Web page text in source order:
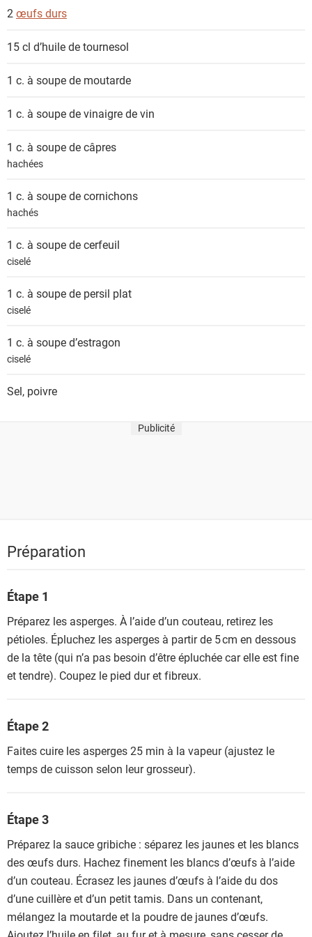
t
2 œufs durs
15 cl d’huile de tournesol
1 c. à soupe de moutarde
1 c. à soupe devinaigre de vin
1 c. à soupe decâpres
hachées
1 c. à soupe decornichons
hachés
1 c. à soupe decerfeuil
ciselé
1 c. à soupe de persil plat
ciselé
1 c. à souped’estragon
ciselé
Sel, poivre
Publicité
Préparation
Étape 1
Préparez les asperges. À l’aide d’un couteau, retirez les
pétioles. Épluchez les asperges à partir de 5 cm en dessous
de la tête (qui n’a pas besoin d’être épluchée car elle est fine
et tendre). Coupez le pied dur et fibreux.
Étape 2
Faites cuire les asperges 25 min à la vapeur (ajustez le
temps de cuisson selon leur grosseur).
Étape 3
Préparez la sauce gribiche : séparez les jaunes et les blancs
des œufs durs. Hachez finement les blancs d’œufs à l’aide
d’un couteau. Écrasez les jaunes d’œufs à l’aide du dos
d’une cuillère et d’un petit tamis. Dans un contenant,
mélangez la moutarde et la poudre de jaunes d’œufs.